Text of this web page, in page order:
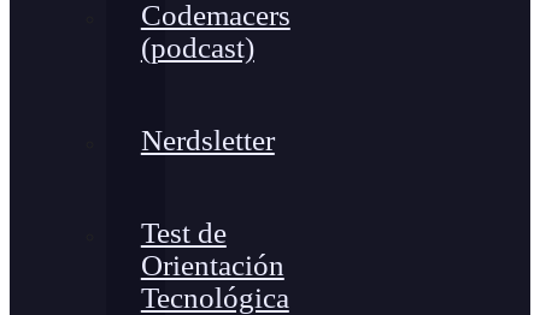
Codemacers
(podcast)
Nerdsletter
Test de
Orientación
Tecnológica